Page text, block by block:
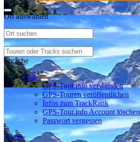
Ort auswählen
Sprache
Hilfe
GPS-Tour.info verwenden
GPS-Touren veröffentlichen
Infos zum TrackRank
GPS-Tour.info Account löschen
Passwort vergessen
Login